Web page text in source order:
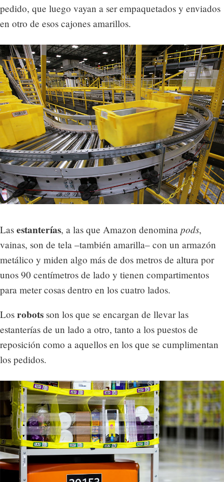
pedido, que luego vayan a ser empaquetados y enviados
en otro de esos cajones amarillos.
Las estanterías, a las que Amazon denomina pods,
vainas, son de tela –también amarilla– con un armazón
metálico y miden algo más de dos metros de altura por
unos 90 centímetros de lado y tienen compartimentos
para meter cosas dentro en los cuatro lados.
Los robots son los que se encargan de llevar las
estanterías de un lado a otro, tanto a los puestos de
reposición como a aquellos en los que se cumplimentan
los pedidos.